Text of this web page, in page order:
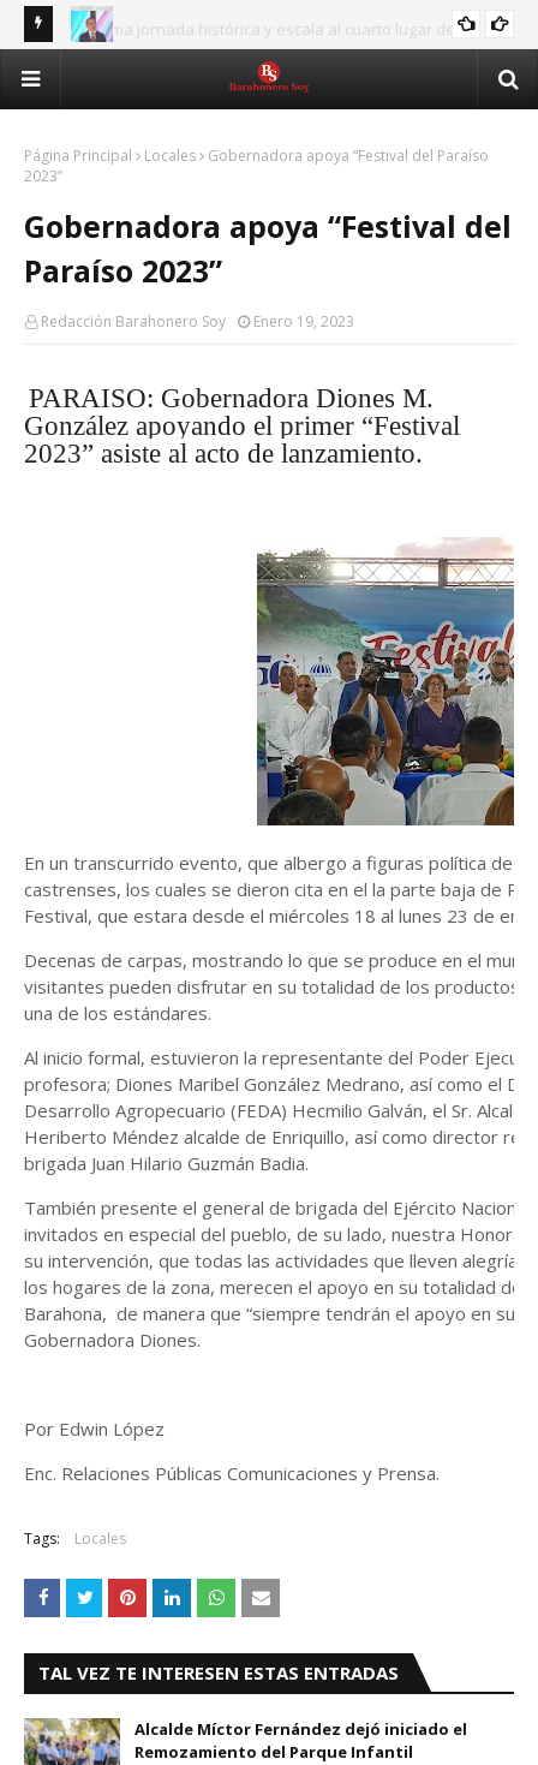
RD firma jornada histórica y escala al cuarto lugar de los
JUEGOS
Asjana resalta aporte de la UASD a programa que
beneficiará a 6,500 becarios
Página Principal Locales
Gobernadora apoya “Festival del Paraíso
2023”
Gobernadora apoya “Festival del
Paraíso 2023”
Redacción Barahonero Soy Enero 19, 2023
PARAISO: Gobernadora Diones M.
González apoyando el primer “Festival
2023” asiste al acto de lanzamiento.
En un transcurrido evento, que albergo a figuras política de
castrenses, los cuales se dieron cita en el la parte baja de
Festival, que estara desde el miércoles 18 al lunes 23 de
Decenas de carpas, mostrando lo que se produce en el
visitantes pueden disfrutar en su totalidad de los productos
una de los estándares.
Al inicio formal, estuvieron la representante del Poder
profesora; Diones Maribel González Medrano, así como el
Desarrollo Agropecuario (FEDA) Hecmilio Galván, el Sr.
Heriberto Méndez alcalde de Enriquillo, así como director
brigada Juan Hilario Guzmán Badia.
También presente el general de brigada del Ejército
invitados en especial del pueblo, de su lado, nuestra
su intervención, que todas las actividades que lleven alegría,
los hogares de la zona, merecen el apoyo en su totalidad de
Barahona, de manera que “siempre tendrán el apoyo en su
Gobernadora Diones.
Por Edwin López
Enc. Relaciones Públicas Comunicaciones y Prensa.
Tags: Locales
TAL VEZ TE INTERESEN ESTAS ENTRADAS
Alcalde Míctor Fernández dejó iniciado el
Remozamiento del Parque Infantil